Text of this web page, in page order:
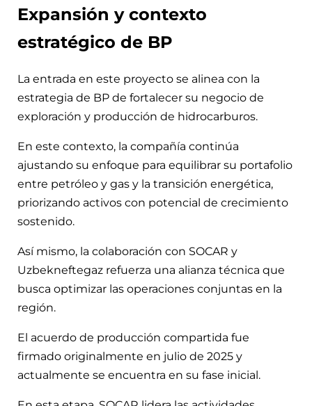
Expansión y contexto
estratégico de BP
La entrada en este proyecto se alinea con la
estrategia de BP de fortalecer su negocio de
exploración y producción de hidrocarburos.
En este contexto, la compañía continúa
ajustando su enfoque para equilibrar su portafolio
entre petróleo y gas y la transición energética,
priorizando activos con potencial de crecimiento
sostenido.
Así mismo, la colaboración con SOCAR y
Uzbekneftegaz refuerza una alianza técnica que
busca optimizar las operaciones conjuntas en la
región.
El acuerdo de producción compartida fue
firmado originalmente en julio de 2025 y
actualmente se encuentra en su fase inicial.